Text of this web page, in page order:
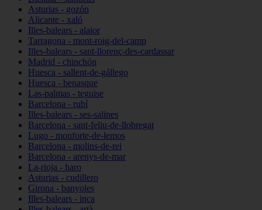
Asturias - gozón
Alicante - xaló
Illes-balears - alaior
Tarragona - mont-roig-del-camp
Illes-balears - sant-llorenç-des-cardassar
Madrid - chinchón
Huesca - sallent-de-gállego
Huesca - benasque
Las-palmas - teguise
Barcelona - rubí
Illes-balears - ses-salines
Barcelona - sant-feliu-de-llobregat
Lugo - monforte-de-lemos
Barcelona - molins-de-rei
Barcelona - arenys-de-mar
La-rioja - haro
Asturias - cudillero
Girona - banyoles
Illes-balears - inca